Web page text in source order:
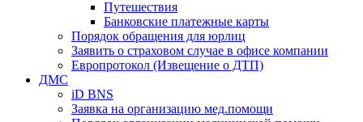
Путешествия
Банковские платежные карты
Порядок обращения для юрлиц
Заявить о страховом случае в офисе компании
Европротокол (Извещение о ДТП)
ДМС
iD BNS
Заявка на организацию мед.помощи